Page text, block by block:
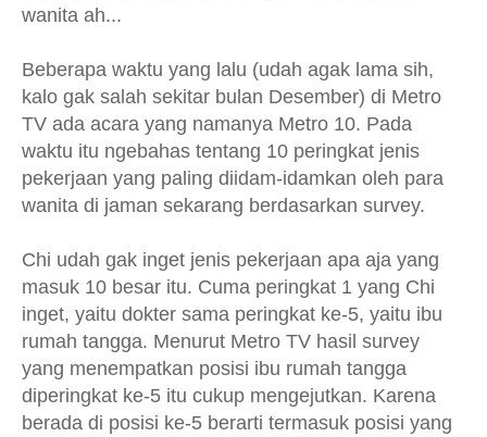
wanita ah...
Beberapa waktu yang lalu (udah agak lama sih,
kalo gak salah sekitar bulan Desember) di Metro
TV ada acara yang namanya Metro 10. Pada
waktu itu ngebahas tentang 10 peringkat jenis
pekerjaan yang paling diidam-idamkan oleh para
wanita di jaman sekarang berdasarkan survey.
Chi udah gak inget jenis pekerjaan apa aja yang
masuk 10 besar itu. Cuma peringkat 1 yang Chi
inget, yaitu dokter sama peringkat ke-5, yaitu ibu
rumah tangga. Menurut Metro TV hasil survey
yang menempatkan posisi ibu rumah tangga
diperingkat ke-5 itu cukup mengejutkan. Karena
berada di posisi ke-5 berarti termasuk posisi yang